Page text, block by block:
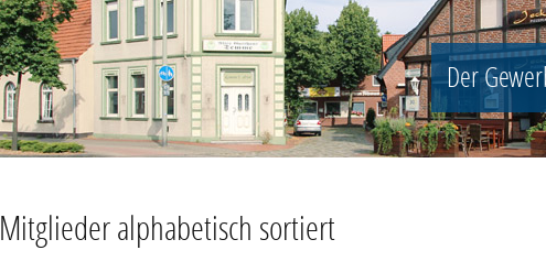
Der
Mitglieder alphabetisch sortiert